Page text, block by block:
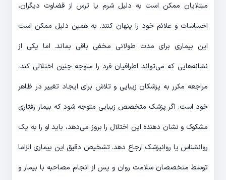
مبتلایان ممکن است به دلیل شرم یا ترس از قضاوت دیگران،
احساسات و علائم خود را پنهان کنند. به همین دلیل ممکن است
این بیماری برای مدت طولانی مخفی باقی بماند. اما یکی از
نشانه‌هایی که می‌تواند اطرافیان فرد را متوجه چنین اختلالی کند،
مراجعه مکرر به پزشکان زیبایی و تلاش برای ایجاد تغییر در ظاهر
خود است. اگر پزشک متخصص زیبایی متوجه شود که بیمار رفتاری
مشکوک و نشان دهنده این اختلال را بروز می‌دهد، باید او را به یک
روانشناس یا روانپزشک ارجاع دهد. تشخیص دقیق این بیماری الزاما
توسط متخصصان سلامت روان و پس از انجام مصاحبه با بیمار و